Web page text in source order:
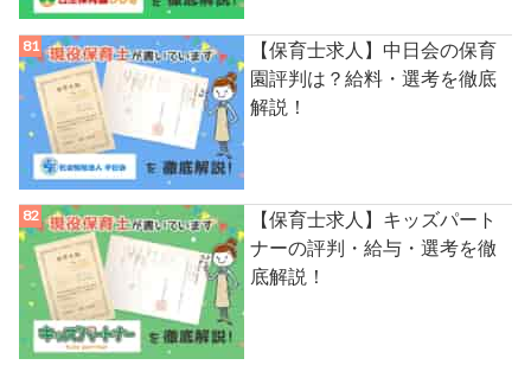
【保育士求人】中日会の保育
園評判は？給料・選考を徹底
解説！
【保育士求人】キッズパート
ナーの評判・給与・選考を徹
底解説！